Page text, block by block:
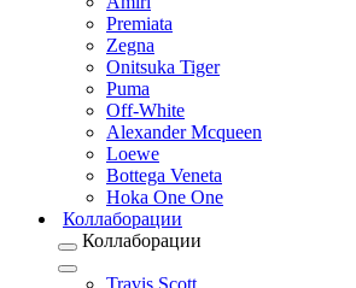
Premiata
Zegna
Onitsuka Tiger
Puma
Off-White
Alexander Mcqueen
Loewe
Bottega Veneta
Hoka One One
Коллаборации
Коллаборации
Travis Scott